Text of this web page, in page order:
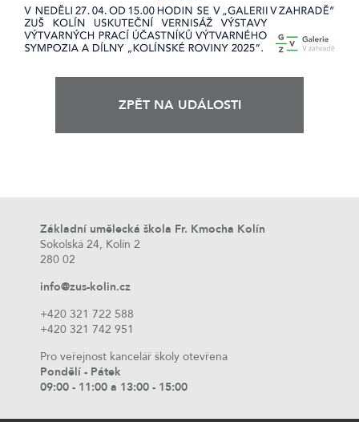
ZPĚT NA UDÁLOSTI
Základní umělecká škola Fr. Kmocha Kolín
Sokolská 24, Kolín 2
280 02
info@zus-kolin.cz
+420 321 722 588
+420 321 742 951
Pro veřejnost kancelář školy otevřena
Pondělí - Pátek
09:00 - 11:00 a 13:00 - 15:00